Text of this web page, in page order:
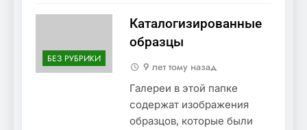
БЕЗ РУБРИКИ
Каталогизированные
образцы
9 лет тому назад
Галереи в этой папке
содержат изображения
образцов, которые были